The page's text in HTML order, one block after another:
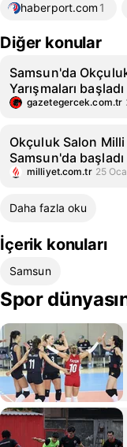
haberport.com 1
Diğer konular
Samsun'da
Yarışmaları başladı
gazetegercek.com.tr
Okçuluk Salon Milli
Samsun'da başladı
milliyet.com.tr 25
Daha fazla oku
İçerik konuları
Samsun
Spor